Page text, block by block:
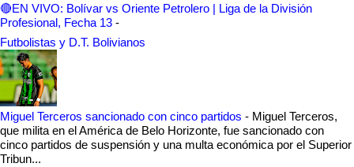
🔴EN VIVO: Bolívar vs Oriente Petrolero | Liga de la División
Profesional, Fecha 13 -
Futbolistas y D.T. Bolivianos
Miguel Terceros sancionado con cinco partidos - Miguel Terceros,
que milita en el América de Belo Horizonte, fue sancionado con
cinco partidos de suspensión y una multa económica por el Superior
Tribun...